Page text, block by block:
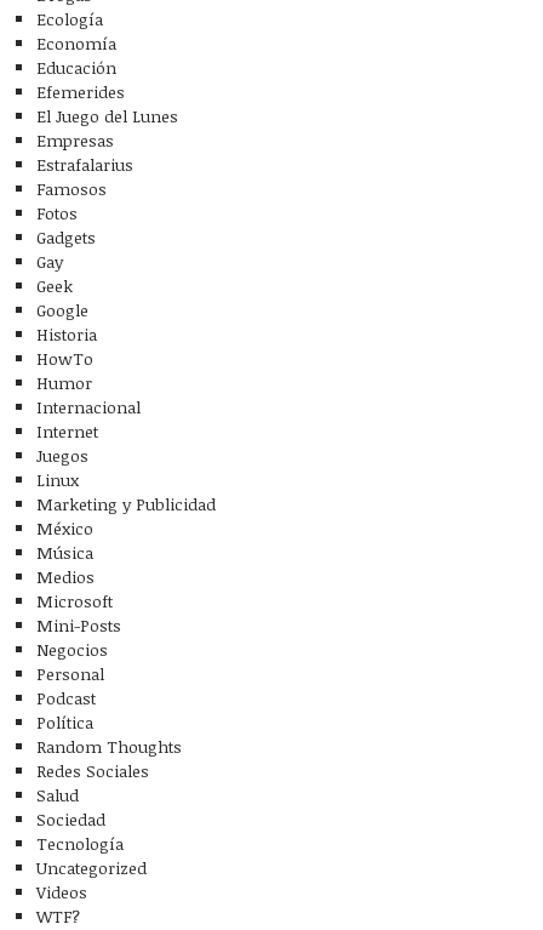
Ecología
Economía
Educación
Efemerides
El Juego del Lunes
Empresas
Estrafalarius
Famosos
Fotos
Gadgets
Gay
Geek
Google
Historia
HowTo
Humor
Internacional
Internet
Juegos
Linux
Marketing y Publicidad
México
Música
Medios
Microsoft
Mini-Posts
Negocios
Personal
Podcast
Política
Random Thoughts
Redes Sociales
Salud
Sociedad
Tecnología
Uncategorized
Videos
WTF?